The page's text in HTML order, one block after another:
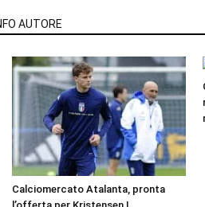
AUTORE
Calciomercato Atalanta, pronta